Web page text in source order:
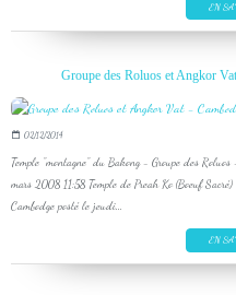
EN
Groupe des Roluos et Angkor
02/12/2014
Temple "montagne" du Bakong - Groupe des
mars 2008 11:58 Temple de Preah Ko (Boeuf
Cambodge posté le jeudi...
EN